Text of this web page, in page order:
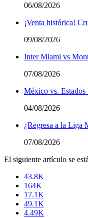
06/08/2026
¡Venta histórica!
09/08/2026
Inter Miami vs
07/08/2026
México vs. Estados
04/08/2026
¿Regresa a la Liga
07/08/2026
El siguiente artículo se
43.8K
164K
17.1K
49.1K
4.49K